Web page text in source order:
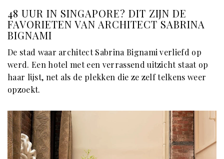
48 UUR IN SINGAPORE? DIT ZIJN DE
FAVORIETEN VAN ARCHITECT SABRINA
BIGNAMI
De stad waar architect Sabrina Bignami verliefd op
werd. Een hotel met een verrassend uitzicht staat op
haar lijst, net als de plekken die ze zelf telkens weer
opzoekt.